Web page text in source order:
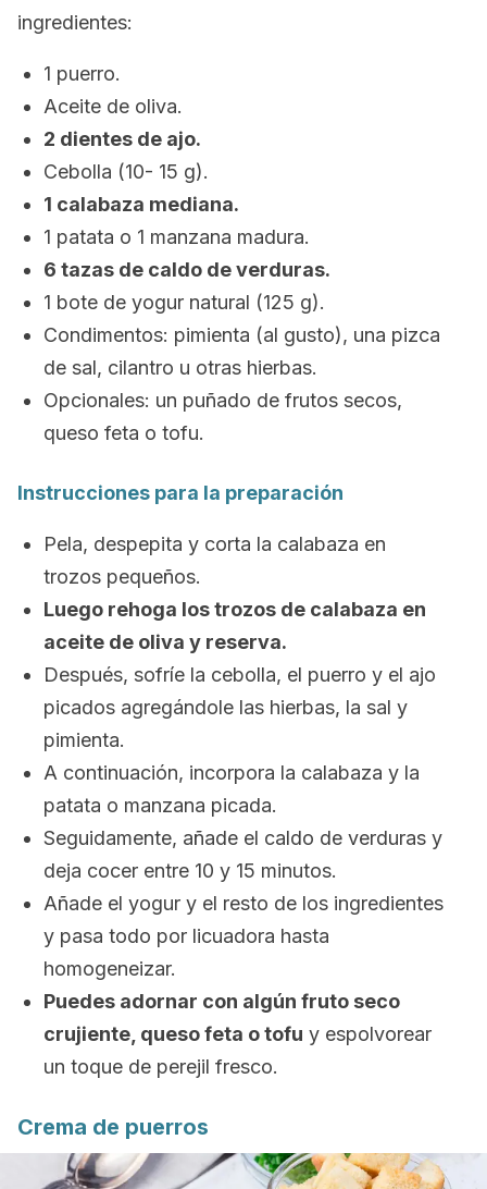
ingredientes:
1 puerro.
Aceite de oliva.
2 dientes de ajo.
Cebolla (10- 15 g).
1 calabaza mediana.
1 patata o 1 manzana madura.
6 tazas de caldo de verduras.
1 bote de yogur natural (125 g).
Condimentos: pimienta (al gusto), una pizca
de sal, cilantro u otras hierbas.
Opcionales: un puñado de frutos secos,
queso feta o tofu.
Instrucciones para la preparación
Pela, despepita y corta la calabaza en
trozos pequeños.
Luego rehoga los trozos de calabaza en
aceite de oliva y reserva.
Después, sofríe la cebolla, el puerro y el ajo
picados agregándole las hierbas, la sal y
pimienta.
A continuación, incorpora la calabaza y la
patata o manzana picada.
Seguidamente, añade el caldo de verduras y
deja cocer entre 10 y 15 minutos.
Añade el yogur y el resto de los ingredientes
y pasa todo por licuadora hasta
homogeneizar.
Puedes adornar con algún fruto seco
crujiente, queso feta o tofu y espolvorear
un toque de perejil fresco.
Crema de puerros